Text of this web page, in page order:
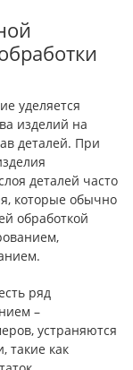
уделяется
изделий на
деталей. При
деталей часто
которые обычно
обработкой
ряд
–
устраняются
такие как